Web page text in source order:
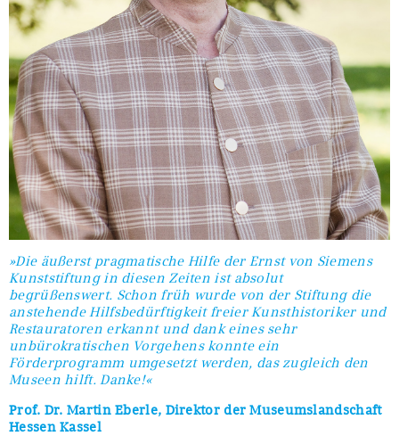
»Die äußerst pragmatische Hilfe der Ernst von Siemens
Kunststiftung in diesen Zeiten ist absolut
begrüßenswert. Schon früh wurde von der Stiftung die
anstehende Hilfsbedürftigkeit freier Kunsthistoriker und
Restauratoren erkannt und dank eines sehr
unbürokratischen Vorgehens konnte ein
Förderprogramm umgesetzt werden, das zugleich den
Museen hilft. Danke!«
Prof. Dr. Martin Eberle, Direktor der Museumslandschaft
Hessen Kassel